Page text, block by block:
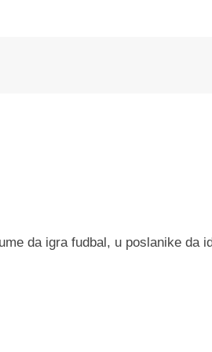
da igra fudbal, u poslanike da